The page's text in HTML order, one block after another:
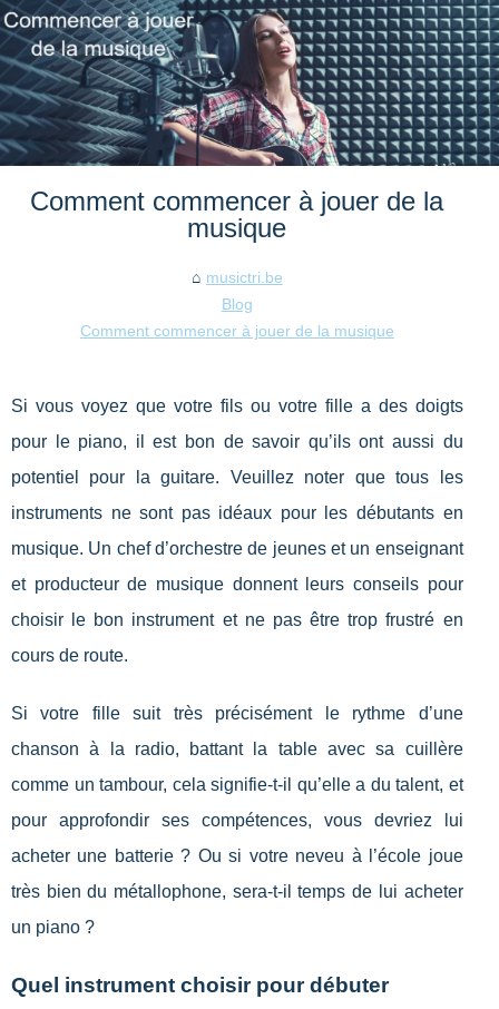
Comment commencer à jouer de la
musique
musictri.be
Blog
Comment commencer à jouer de la musique
Si vous voyez que votre fils ou votre fille a des doigts
pour le piano, il est bon de savoir qu’ils ont aussi du
potentiel pour la guitare. Veuillez noter que tous les
instruments ne sont pas idéaux pour les débutants en
musique. Un chef d’orchestre de jeunes et un enseignant
et producteur de musique donnent leurs conseils pour
choisir le bon instrument et ne pas être trop frustré en
cours de route.
Si votre fille suit très précisément le rythme d’une
chanson à la radio, battant la table avec sa cuillère
comme un tambour, cela signifie-t-il qu’elle a du talent, et
pour approfondir ses compétences, vous devriez lui
acheter une batterie ? Ou si votre neveu à l’école joue
très bien du métallophone, sera-t-il temps de lui acheter
un piano ?
Quel instrument choisir pour débuter